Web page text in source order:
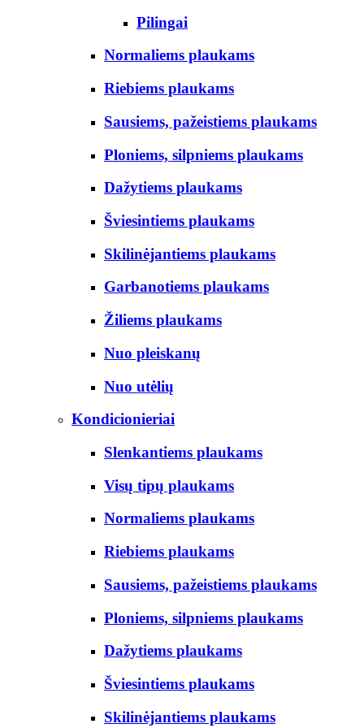
Pilingai
Normaliems plaukams
Riebiems plaukams
Sausiems, pažeistiems plaukams
Ploniems, silpniems plaukams
Dažytiems plaukams
Šviesintiems plaukams
Skilinėjantiems plaukams
Garbanotiems plaukams
Žiliems plaukams
Nuo pleiskanų
Nuo utėlių
Kondicionieriai
Slenkantiems plaukams
Visų tipų plaukams
Normaliems plaukams
Riebiems plaukams
Sausiems, pažeistiems plaukams
Ploniems, silpniems plaukams
Dažytiems plaukams
Šviesintiems plaukams
Skilinėjantiems plaukams